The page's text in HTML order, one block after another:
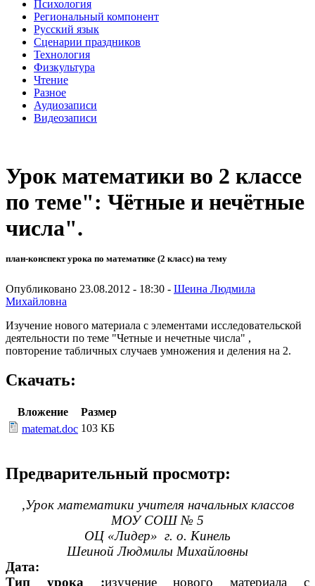
Психология
Региональный компонент
Русский язык
Сценарии праздников
Технология
Физкультура
Чтение
Разное
Аудиозаписи
Видеозаписи
Урок математики во 2 классе
по теме": Чётные и нечётные
числа".
план-конспект урока по математике (2 класс) на тему
Опубликовано 23.08.2012 - 18:30 - Шеина Людмила
Михайловна
Изучение нового материала с элементами исследовательской
деятельности по теме "Четные и нечетные числа" ,
повторение табличных случаев умножения и деления на 2.
Скачать:
Вложение
Размер
matemat.doc 103 КБ
Предварительный просмотр:
,Урок математики учителя начальных классов
МОУ СОШ № 5
ОЦ «Лидер» г. о. Кинель
Шеиной Людмилы Михайловны
Дата:
Тип урока :изучение нового материала с